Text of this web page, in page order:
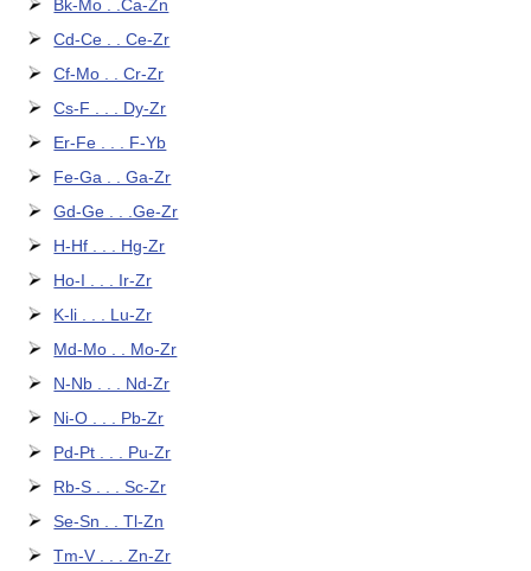
Bk-Mo . .Ca-Zn
Cd-Ce . . Ce-Zr
Cf-Mo . . Cr-Zr
Cs-F . . . Dy-Zr
Er-Fe . . . F-Yb
Fe-Ga . . Ga-Zr
Gd-Ge . . .Ge-Zr
H-Hf . . . Hg-Zr
Ho-I . . . Ir-Zr
K-li . . . Lu-Zr
Md-Mo . . Mo-Zr
N-Nb . . . Nd-Zr
Ni-O . . . Pb-Zr
Pd-Pt . . . Pu-Zr
Rb-S . . . Sc-Zr
Se-Sn . . Tl-Zn
Tm-V . . . Zn-Zr